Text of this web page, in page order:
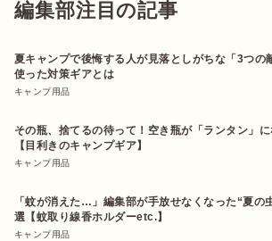
編集部注目の記事
夏キャンプで後悔する人が見落としがちな「3つの
使った対策ギアとは
キャンプ用品
その瓶、捨てるの待って！空き瓶が「ランタン」
【目利きのキャンプギア】
キャンプ用品
「蚊が消えた…」編集部が手放せなくなった“夏の
選【蚊取り線香ホルダーetc.】
キャンプ用品